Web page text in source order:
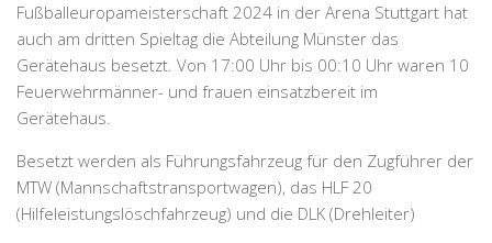
Fußballeuropameisterschaft 2024 in der Arena Stuttgart hat
auch am dritten Spieltag die Abteilung Münster das
Gerätehaus besetzt. Von 17:00 Uhr bis 00:10 Uhr waren 10
Feuerwehrmänner- und frauen einsatzbereit im
Gerätehaus.
Besetzt werden als Führungsfahrzeug für den Zugführer der
MTW (Mannschaftstransportwagen), das HLF 20
(Hilfeleistungslöschfahrzeug) und die DLK (Drehleiter)